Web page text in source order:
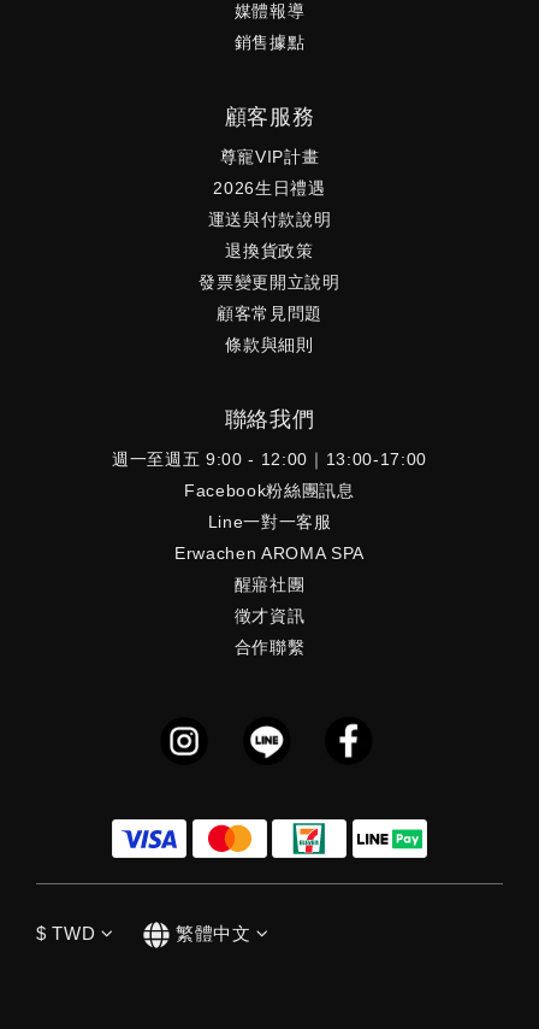
媒體報導
銷售據點
顧客服務
尊寵VIP計畫
2026生日禮遇
運送與付款說明
退換貨政策
發票變更開立說明
顧客常見問題
條款與細則
聯絡我們
週一至週五 9:00 - 12:00｜13:00-17:00
Facebook粉絲團訊息
Line一對一客服
Erwachen AROMA SPA
醒寤社團
徵才資訊
合作聯繫
$ TWD 繁體中文